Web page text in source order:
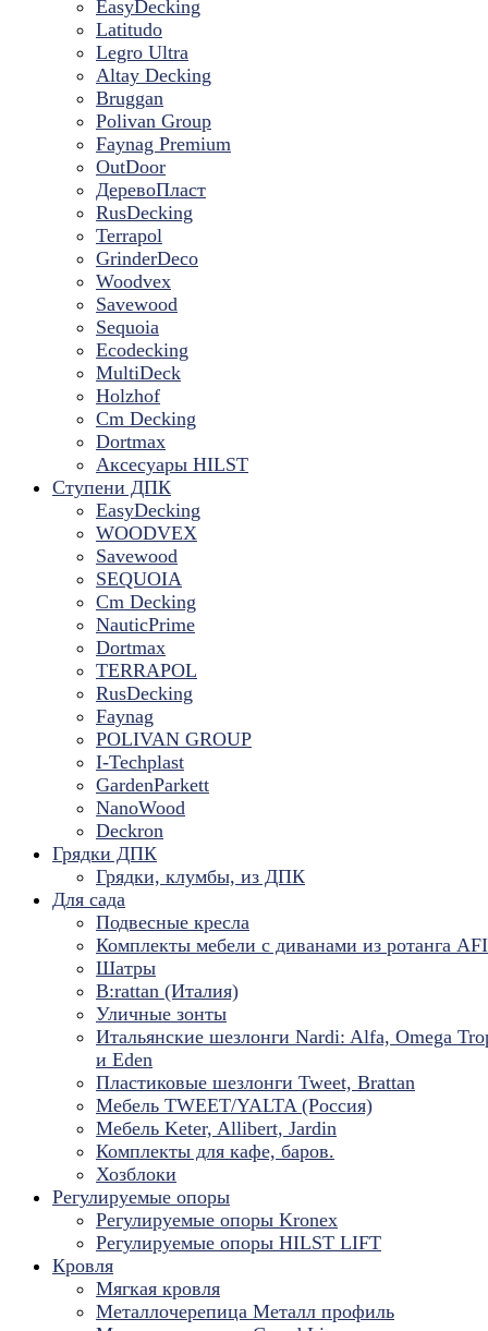
EasyDecking
Latitudo
Legro Ultra
Altay Decking
Bruggan
Polivan Group
Faynag Premium
OutDoor
ДеревоПласт
RusDecking
Terrapol
GrinderDeco
Woodvex
Savewood
Sequoia
Ecodecking
MultiDeck
Holzhof
Cm Decking
Dortmax
Аксесуары HILST
Ступени ДПК
EasyDecking
WOODVEX
Savewood
SEQUOIA
Cm Decking
NauticPrime
Dortmax
TERRAPOL
RusDecking
Faynag
POLIVAN GROUP
I-Techplast
GardenParkett
NanoWood
Deckron
Грядки ДПК
Грядки, клумбы, из ДПК
Для сада
Подвесные кресла
Комплекты мебели с диванами из ротанга
Шатры
B:rattan (Италия)
Уличные зонты
Итальянские шезлонги Nardi: Alfa, Omega
и Eden
Пластиковые шезлонги Tweet, Brattan
Мебель TWEET/YALTA (Россия)
Мебель Keter, Allibert, Jardin
Комплекты для кафе, баров.
Хозблоки
Регулируемые опоры
Регулируемые опоры Kronex
Регулируемые опоры HILST LIFT
Кровля
Мягкая кровля
Металлочерепица Металл профиль